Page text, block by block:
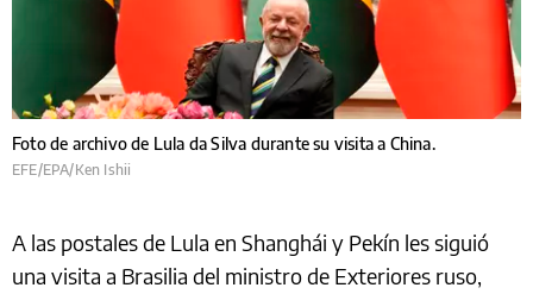
Foto de archivo de Lula da Silva durante su visita a China.
EFE/EPA/Ken Ishii
A las postales de Lula en Shanghái y Pekín les siguió
una visita a Brasilia del ministro de Exteriores ruso,